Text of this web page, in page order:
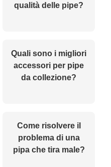
qualità delle pipe?
Quali sono i migliori
accessori per pipe
da collezione?
Come risolvere il
problema di una
pipa che tira male?